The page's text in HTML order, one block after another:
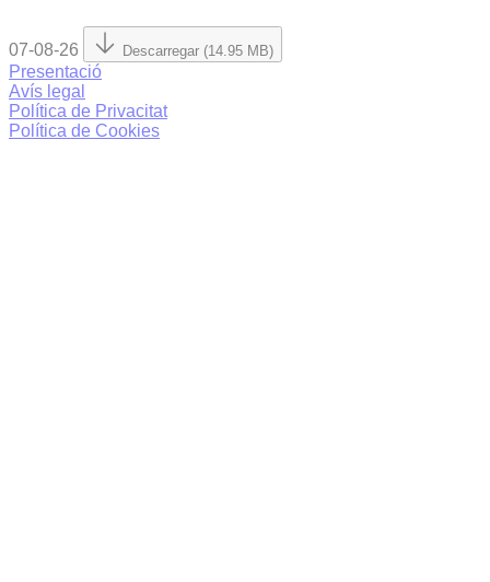
07-08-26 Descarregar (14.95 MB)
Presentació
Avís legal
Política de Privacitat
Política de Cookies